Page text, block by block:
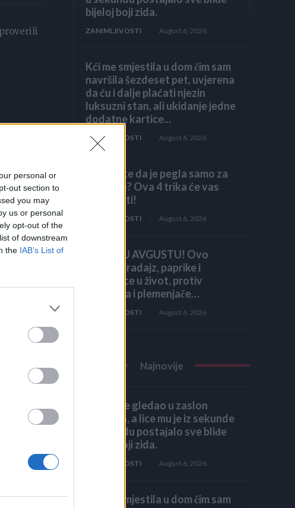
personal or
out section to
you may
us or personal
opt-out of the
of downstream
the IAB’s List of
na
seo u
bijeloj boji zida.
ZANIMLJIVOSTI August 6, 2026
Kći me smjestila u dom čim sam
navršila šezdeset pet, uvjerena
da ću i dalje plaćati njezin
luksuzni stan, ali ukidanje jedne
dodatne kartice...
ZANIMLJIVOSTI August 6, 2026
Mislite da je pegla samo za
peglanje? Ova 4 trika će vas
iznenaditi!
ZANIMLJIVOSTI August 6, 2026
HITNO U AVGUSTU! Ovo
vraća paradajz, paprike i
krastavce u život, protiv
štetočina i plemenjače…
ZANIMLJIVOSTI August 6, 2026
Najnovije
Héctor je gledao u zaslon
računala, a lice mu je iz sekunde
u sekundu postajalo sve bliđe
bijeloj boji zida.
ZANIMLJIVOSTI August 6, 2026
Kći me smjestila u dom čim sam